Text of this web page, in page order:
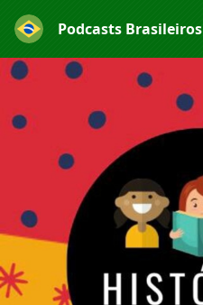
Podcasts Brasileiros